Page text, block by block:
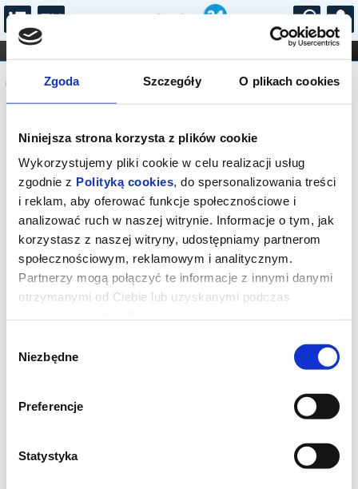
Zgoda Szczegóły O plikach cookies
Niniejsza strona korzysta z plików cookie
Wykorzystujemy pliki cookie w celu realizacji usług
zgodnie z Polityką cookies, do spersonalizowania treści
i reklam, aby oferować funkcje społecznościowe i
analizować ruch w naszej witrynie. Informacje o tym, jak
korzystasz z naszej witryny, udostępniamy partnerom
społecznościowym, reklamowym i analitycznym.
Partnerzy mogą połączyć te informacje z innymi danymi
otrzymanymi od Ciebie lub uzyskanymi podczas
zgody
Niezbędne
Preferencje
Statystyka
...
FILHARMONIA OPERA I BALET
STAND-UP
DLA DZIECI
Komunikat
Sprzedaż biletów on-line na wydarzenie
została zakończona.